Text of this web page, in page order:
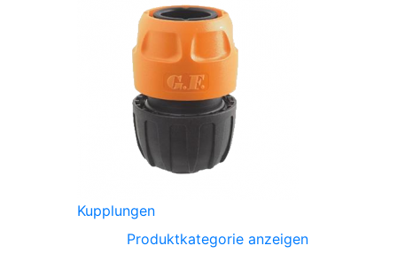
Kupplungen
Produktkategorie anzeigen